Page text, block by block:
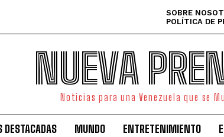
SOBRE
POLÍTICA DE
NUEVA
Noticias para una Venezuela que se
DESTACADAS MUNDO ENTRETENIMIENTO